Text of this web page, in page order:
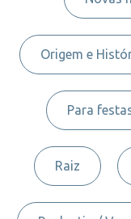
Origem e
Para
Raiz